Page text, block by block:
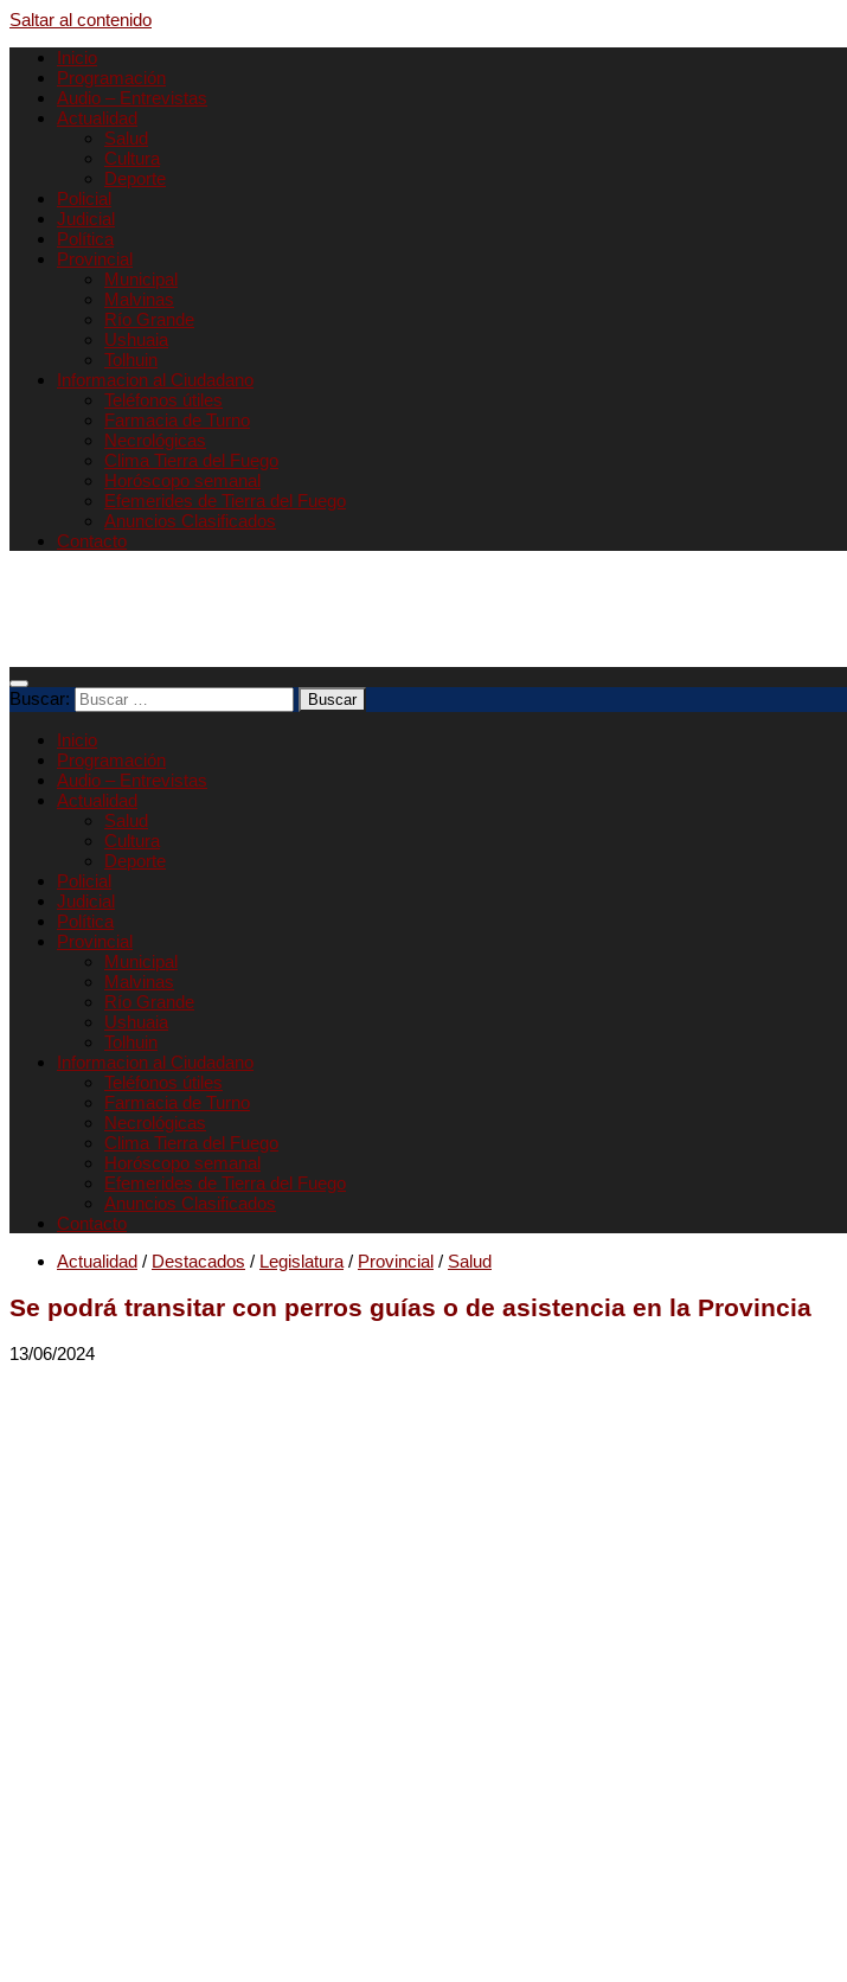
Saltar al contenido
Inicio
Programación
Audio – Entrevistas
Actualidad
Salud
Cultura
Deporte
Policial
Judicial
Política
Provincial
Municipal
Malvinas
Río Grande
Ushuaia
Tolhuin
Informacion al Ciudadano
Teléfonos útiles
Farmacia de Turno
Necrológicas
Clima Tierra del Fuego
Horóscopo semanal
Efemerides de Tierra del Fuego
Anuncios Clasificados
Contacto
Buscar:
Inicio
Programación
Audio – Entrevistas
Actualidad
Salud
Cultura
Deporte
Policial
Judicial
Política
Provincial
Municipal
Malvinas
Río Grande
Ushuaia
Tolhuin
Informacion al Ciudadano
Teléfonos útiles
Farmacia de Turno
Necrológicas
Clima Tierra del Fuego
Horóscopo semanal
Efemerides de Tierra del Fuego
Anuncios Clasificados
Contacto
Actualidad / Destacados / Legislatura / Provincial / Salud
Se podrá transitar con perros guías o de asistencia en la Provincia
13/06/2024